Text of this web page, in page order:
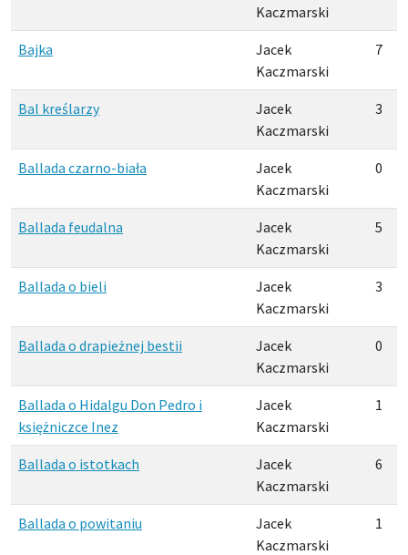
Kaczmarski
Bajka
Jacek
Kaczmarski
7
Bal kreślarzy
Jacek
Kaczmarski
3
Ballada czarno-biała
Jacek
Kaczmarski
0
Ballada feudalna
Jacek
Kaczmarski
5
Ballada o bieli
Jacek
Kaczmarski
3
Ballada o drapieżnej bestii
Jacek
Kaczmarski
0
Ballada o Hidalgu Don Pedro i
księżniczce Inez
Jacek
Kaczmarski
1
Ballada o istotkach
Jacek
Kaczmarski
6
Ballada o powitaniu
Jacek
Kaczmarski
1